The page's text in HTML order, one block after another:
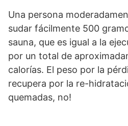
Una persona
sudar fácilmente 500
sauna, que es igual a la
por un total de
calorías. El peso por la
recupera por la re-
quemadas, no!